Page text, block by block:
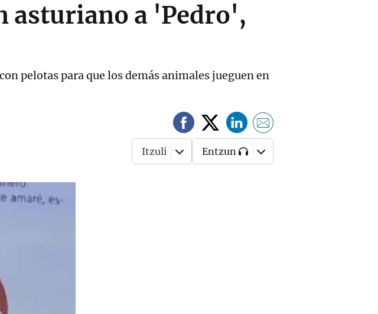
asturiano a 'Pedro',
pelotas para que los demás animales jueguen en
Itzuli Entzun